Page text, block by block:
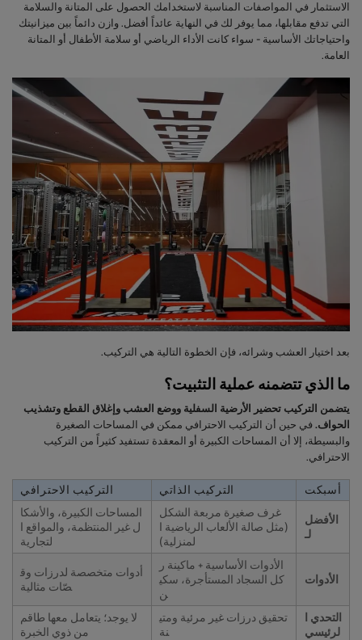
الاستثمار في المواصفات المناسبة لاستخدامك الحصول على المتانة والسلامة
التي تدفع مقابلها، مما يوفر لك في النهاية عائداً أفضل. وازن دائماً بين ميزانيتك
واحتياجاتك الأساسية - سواء كانت الأداء الرياضي أو سلامة الأطفال أو المتانة
العامة.
بعد اختيار العشب وشرائه، فإن الخطوة التالية هي التركيب.
ما الذي تتضمنه عملية التثبيت؟
يتضمن التركيب تحضير الأرضية السفلية ووضع العشب وإغلاق القطع وتشذيب
الحواف. في حين أن التركيب الاحترافي ممكن في المساحات الصغيرة
والبسيطة، إلا أن المساحات الكبيرة أو المعقدة تستفيد كثيراً من التركيب
الاحترافي.
أسبكت التركيب الذاتي التركيب الاحترافي
الأفضل
لـ
غرف صغيرة مربعة الشكل
(مثل صالة الألعاب الرياضية ا
لمنزلية)
المساحات الكبيرة، والأشكا
ل غير المنتظمة، والمواقع ا
لتجارية
الأدوات
الأدوات الأساسية + ماكينة ر
كل السجاد المستأجرة، سكي
ن
أدوات متخصصة لدرزات وق
صّات مثالية
التحدي ا
لرئيسي
تحقيق درزات غير مرئية ومتي
نة
لا يوجد؛ يتعامل معها طاقم
من ذوي الخبرة